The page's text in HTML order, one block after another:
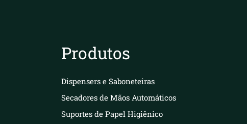
Produtos
Dispensers e Saboneteiras
Secadores de Mãos Automáticos
Suportes de Papel Higiênico